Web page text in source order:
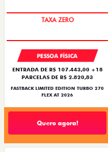
PREÇO IMPERDÍVEL
PESSOA FÍSICA
ENTRADA DE R$ 107.443,00 +18
PARCELAS DE R$ 2.820,83
FASTBACK LIMITED EDITION TURBO 270
FLEX AT 2026
Quero agora!